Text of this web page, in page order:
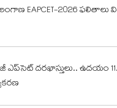
EAPCET-2026 ఫలితాలు
ఎప్‌సెట్ ద‌ర‌ఖాస్తులు.. ఉద‌యం